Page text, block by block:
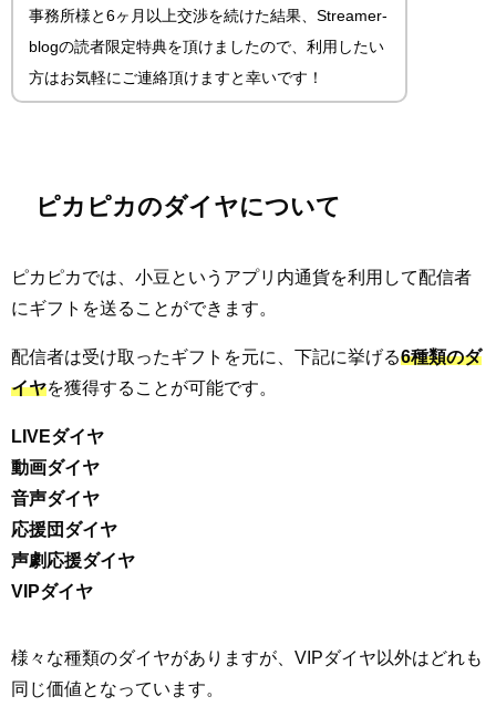
事務所様と6ヶ月以上交渉を続けた結果、Streamer-
blogの読者限定特典を頂けましたので、利用したい
方はお気軽にご連絡頂けますと幸いです！
ピカピカのダイヤについて
ピカピカでは、小豆というアプリ内通貨を利用して配信者
にギフトを送ることができます。
配信者は受け取ったギフトを元に、下記に挙げる6種類のダ
イヤを獲得することが可能です。
LIVEダイヤ
動画ダイヤ
音声ダイヤ
応援団ダイヤ
声劇応援ダイヤ
VIPダイヤ
様々な種類のダイヤがありますが、VIPダイヤ以外はどれも
同じ価値となっています。